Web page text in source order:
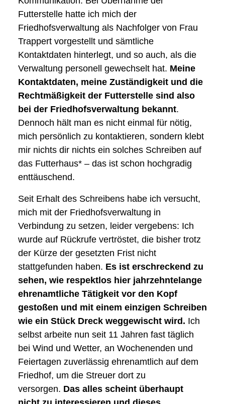
Futterstelle hatte ich mich der
Friedhofsverwaltung als Nachfolger von Frau
Trappert vorgestellt und sämtliche
Kontaktdaten hinterlegt, und so auch, als die
Verwaltung personell gewechselt hat. Meine
Kontaktdaten, meine Zuständigkeit und die
Rechtmäßigkeit der Futterstelle sind also
bei der Friedhofsverwaltung bekannt.
Dennoch hält man es nicht einmal für nötig,
mich persönlich zu kontaktieren, sondern klebt
mir nichts dir nichts ein solches Schreiben auf
das Futterhaus* – das ist schon hochgradig
enttäuschend.
Seit Erhalt des Schreibens habe ich versucht,
mich mit der Friedhofsverwaltung in
Verbindung zu setzen, leider vergebens: Ich
wurde auf Rückrufe vertröstet, die bisher trotz
der Kürze der gesetzten Frist nicht
stattgefunden haben. Es ist erschreckend zu
sehen, wie respektlos hier jahrzehntelange
ehrenamtliche Tätigkeit vor den Kopf
gestoßen und mit einem einzigen Schreiben
wie ein Stück Dreck weggewischt wird. Ich
selbst arbeite nun seit 11 Jahren fast täglich
bei Wind und Wetter, an Wochenenden und
Feiertagen zuverlässig ehrenamtlich auf dem
Friedhof, um die Streuer dort zu
versorgen. Das alles scheint überhaupt